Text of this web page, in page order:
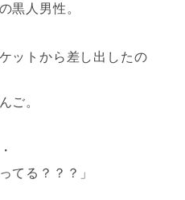
黒人男性。
ットから差し出したの
ご。
てる？？？」